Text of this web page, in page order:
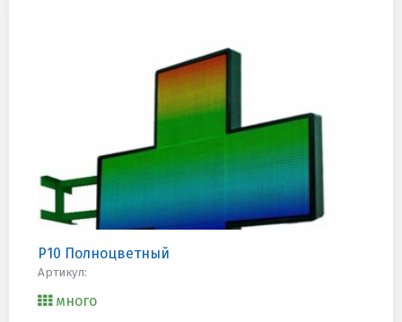
P10 Полноцветный
Артикул:
много